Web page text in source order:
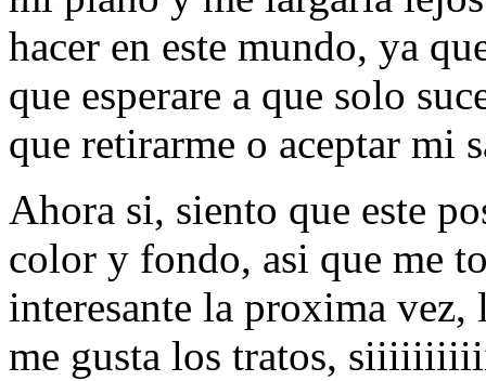
hacer en este mundo, ya
que esperare a que solo
que retirarme o aceptar mi
Ahora si, siento que este
color y fondo, asi que me
interesante la proxima
me gusta los tratos,